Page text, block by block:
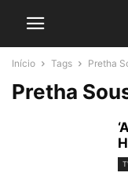
Início Tags Pretha
Pretha